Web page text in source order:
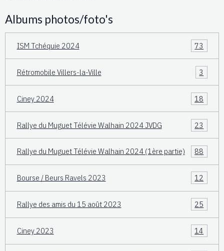
Albums photos/foto's
ISM Tchéquie 2024 73
Rétromobile Villers-la-Ville 3
Ciney 2024 18
Rallye du Muguet Télévie Walhain 2024 JVDG 23
Rallye du Muguet Télévie Walhain 2024 (1ère partie) 88
Bourse / Beurs Ravels 2023 12
Rallye des amis du 15 août 2023 25
Ciney 2023 14